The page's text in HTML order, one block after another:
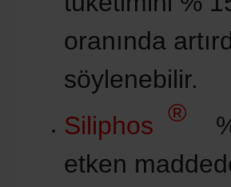
oranında
söylenebilir.
Siliphos ®
etken